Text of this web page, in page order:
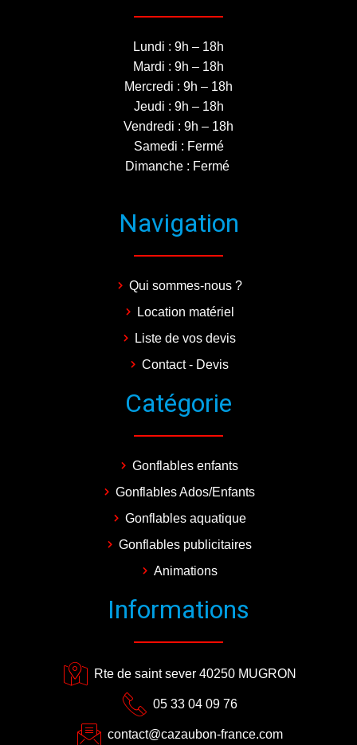
Lundi : 9h – 18h
Mardi : 9h – 18h
Mercredi : 9h – 18h
Jeudi : 9h – 18h
Vendredi : 9h – 18h
Samedi : Fermé
Dimanche : Fermé
Navigation
Qui sommes-nous ?
Location matériel
Liste de vos devis
Contact - Devis
Catégorie
Gonflables enfants
Gonflables Ados/Enfants
Gonflables aquatique
Gonflables publicitaires
Animations
Informations
Rte de saint sever 40250 MUGRON
05 33 04 09 76
contact@cazaubon-france.com